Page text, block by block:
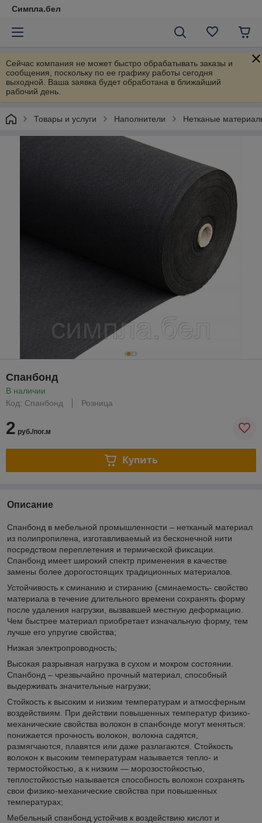
Симпла.бел
Сейчас компания не может быстро обрабатывать заказы и
сообщения, поскольку по ее графику работы сегодня
выходной. Ваша заявка будет обработана в ближайший
рабочий день.
Товары и услуги Наполнители Нетканые
Спанбонд
В наличии
Код: Спанбонд
Розница
2 руб./пог.м
Купить
Описание
Спанбонд в мебельной промышленности – нетканый материал
из полипропилена, изготавливаемый из бесконечной нити
посредством переплетения и термической фиксации.
Спанбонд имеет широкий спектр применения в качестве
замены более дорогостоящих традиционных материалов.
Устойчивость к сминанию и стиранию (сминаемость- свойство
материала в течение длительного времени сохранять форму
после удаления нагрузки, вызвавшей местную деформацию.
Чем быстрее материал приобретает изначальную форму, тем
лучше его упругие свойства;
Низкая электропроводность;
Высокая разрывная нагрузка в сухом и мокром состоянии.
Спанбонд – чрезвычайно прочный материал, способный
выдерживать значительные нагрузки;
Стойкость к высоким и низким температурам и атмосферным
воздействиям. При действии повышенных температур физико-
механические свойства волокон в спанбонде могут меняться:
понижается прочность волокон, волокна садятся,
размягчаются, плавятся или даже разлагаются. Стойкость
волокон к высоким температурам называется тепло- и
термостойкостью, а к низким — морозостойкостью,
теплостойкостью называется способность волокон сохранять
свои физико-механические свойства при повышенных
температурах;
Мебельный спанбонд устойчив к воздействию кислот и